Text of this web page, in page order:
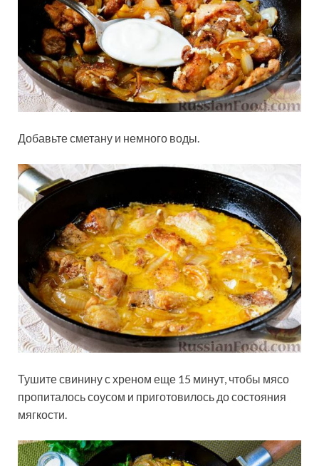
Добавьте сметану и немного воды.
Тушите свинину с хреном еще 15 минут, чтобы мясо
пропиталось соусом и приготовилось до состояния
мягкости.